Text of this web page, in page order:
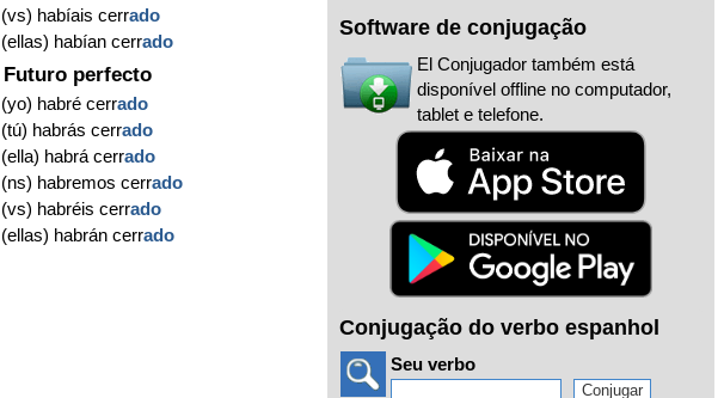
(vs) habíais cerrado
(ellas) habían cerrado
Futuro perfecto
(yo) habré cerrado
(tú) habrás cerrado
(ella) habrá cerrado
(ns) habremos cerrado
(vs) habréis cerrado
(ellas) habrán cerrado
Software de conjugação
El Conjugador também está
disponível offline no computador,
tablet e telefone.
Conjugação do verbo espanhol
Seu verbo